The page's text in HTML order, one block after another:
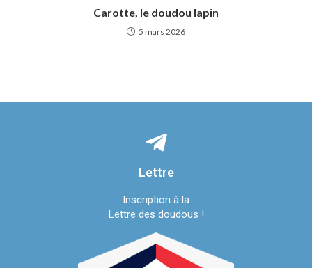
Carotte, le doudou lapin
5 mars 2026
Lettre
Inscription à la
Lettre des doudous !